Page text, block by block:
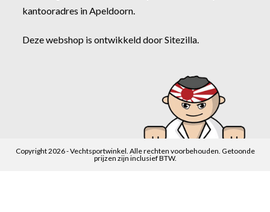
kantooradres in Apeldoorn.
Deze webshop is ontwikkeld doorSitezilla
Copyright 2026 - Vechtsportwinkel. Alle rechten voorbehouden. Getoonde
prijzen zijn inclusief BTW.